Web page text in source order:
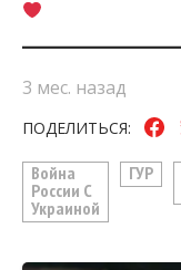
3 мес. назад
ПОДЕЛИТЬСЯ:
Война
России С
Украиной
ГУР